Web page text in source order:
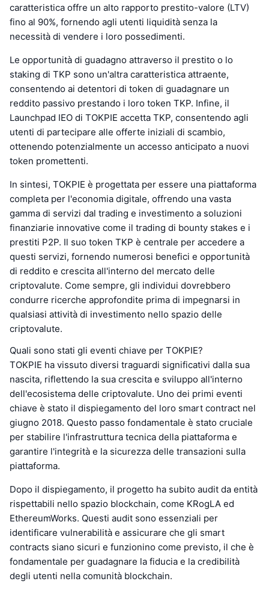
caratteristica offre un alto rapporto prestito-valore (LTV)
fino al 90%, fornendo agli utenti liquidità senza la
necessità di vendere i loro possedimenti.
Le opportunità di guadagno attraverso il prestito o lo
staking di TKP sono un'altra caratteristica attraente,
consentendo ai detentori di token di guadagnare un
reddito passivo prestando i loro token TKP. Infine, il
Launchpad IEO di TOKPIE accetta TKP, consentendo agli
utenti di partecipare alle offerte iniziali di scambio,
ottenendo potenzialmente un accesso anticipato a nuovi
token promettenti.
In sintesi, TOKPIE è progettata per essere una piattaforma
completa per l'economia digitale, offrendo una vasta
gamma di servizi dal trading e investimento a soluzioni
finanziarie innovative come il trading di bounty stakes e i
prestiti P2P. Il suo token TKP è centrale per accedere a
questi servizi, fornendo numerosi benefici e opportunità
di reddito e crescita all'interno del mercato delle
criptovalute. Come sempre, gli individui dovrebbero
condurre ricerche approfondite prima di impegnarsi in
qualsiasi attività di investimento nello spazio delle
criptovalute.
Quali sono stati gli eventi chiave per TOKPIE?
TOKPIE ha vissuto diversi traguardi significativi dalla sua
nascita, riflettendo la sua crescita e sviluppo all'interno
dell'ecosistema delle criptovalute. Uno dei primi eventi
chiave è stato il dispiegamento del loro smart contract nel
giugno 2018. Questo passo fondamentale è stato cruciale
per stabilire l'infrastruttura tecnica della piattaforma e
garantire l'integrità e la sicurezza delle transazioni sulla
piattaforma.
Dopo il dispiegamento, il progetto ha subito audit da entità
rispettabili nello spazio blockchain, come KRogLA ed
EthereumWorks. Questi audit sono essenziali per
identificare vulnerabilità e assicurare che gli smart
contracts siano sicuri e funzionino come previsto, il che è
fondamentale per guadagnare la fiducia e la credibilità
degli utenti nella comunità blockchain.